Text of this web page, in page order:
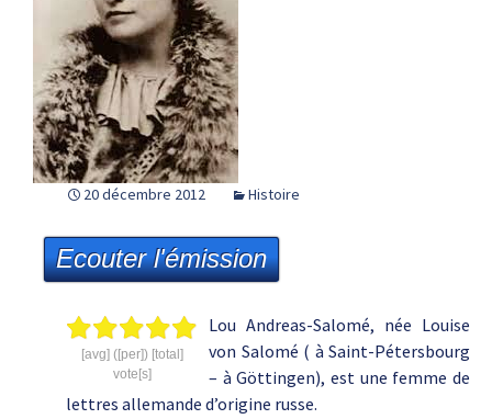
20 décembre 2012 Histoire
Ecouter l'émission
[avg] ([per]) [total]
vote[s]
Lou Andreas-Salomé, née Louise
von Salomé ( à Saint-Pétersbourg
– à Göttingen), est une femme de
lettres allemande d’origine russe.